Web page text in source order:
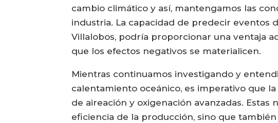
cambio climático y así, mantengamos las
industria. La capacidad de predecir eventos
Villalobos, podría proporcionar una ventaja
que los efectos negativos se materialicen.
Mientras continuamos investigando y
calentamiento oceánico, es imperativo que
de aireación y oxigenación avanzadas. Estas
eficiencia de la producción, sino que